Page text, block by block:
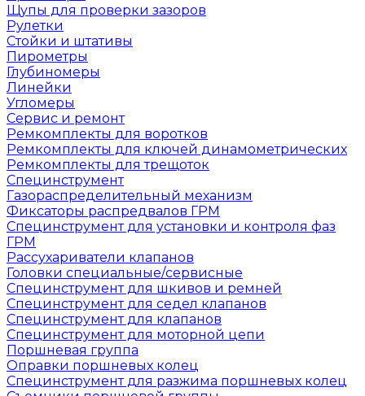
Щупы для проверки зазоров
Рулетки
Стойки и штативы
Пирометры
Глубиномеры
Линейки
Угломеры
Сервис и ремонт
Ремкомплекты для воротков
Ремкомплекты для ключей динамометрических
Ремкомплекты для трещоток
Специнструмент
Газораспределительный механизм
Фиксаторы распредвалов ГРМ
Специнструмент для установки и контроля фаз
ГРМ
Рассухариватели клапанов
Головки специальные/сервисные
Специнструмент для шкивов и ремней
Специнструмент для седел клапанов
Специнструмент для клапанов
Специнструмент для моторной цепи
Поршневая группа
Оправки поршневых колец
Специнструмент для разжима поршневых колец